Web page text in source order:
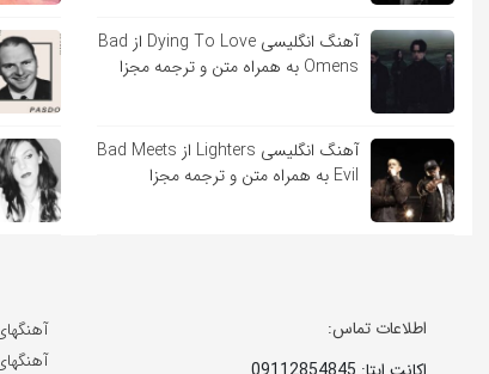
آهنگ انگلیسی Dying To Love از Bad
Omens به همراه متن و ترجمه مجزا
آهنگ انگلیسی Lighters از Bad Meets
Evil به همراه متن و ترجمه مجزا
اطلاعات تماس: